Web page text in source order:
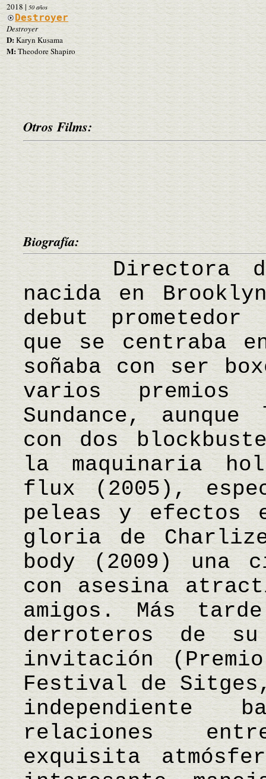
2018| 50 años
Destroyer
Destroyer
D:Karyn Kusama
M:Theodore Shapiro
Otros Films:
Biografía:
Directora de
nacida en
debut
que se centraba
soñaba con ser
varios
Sundance,
con dos
la maquinaria
flux (2005),
peleas y efectos
gloria de
body (2009)
con asesina
amigos. Más
derroteros de
invitación
Festival de
independiente
relaciones
exquisita